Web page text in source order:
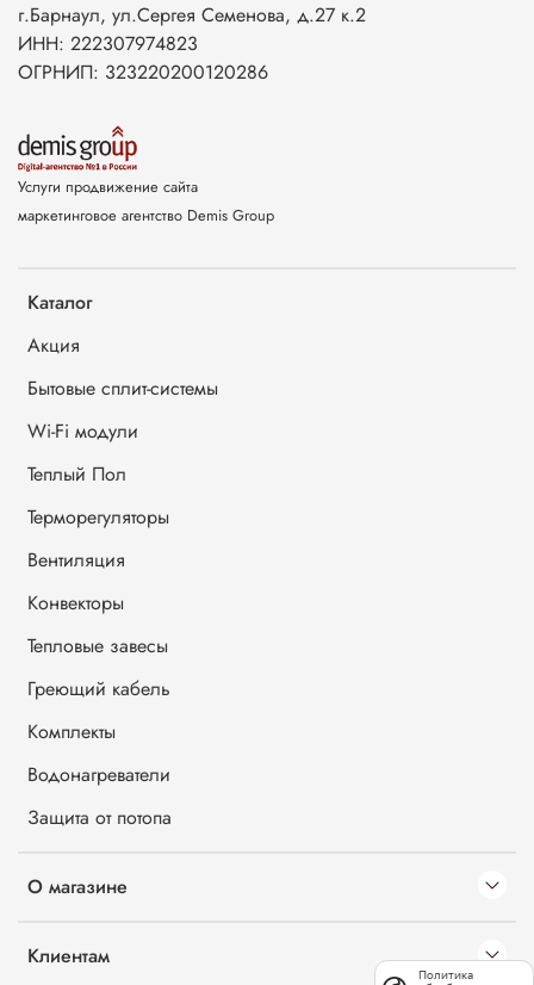
Каталог
Акция
Бытовые сплит-системы
Wi-Fi модули
Теплый Пол
Терморегуляторы
Вентиляция
Конвекторы
Тепловые завесы
Греющий кабель
Комплекты
Водонагреватели
Защита от потопа
О магазине
Клиентам
г.Барнаул, ул.Сергея Семенова, д.27 к.2
ИНН: 222307974823
ОГРНИП: 323220200120286
Услуги продвижение сайта
маркетинговое агентство Demis Group
Политика